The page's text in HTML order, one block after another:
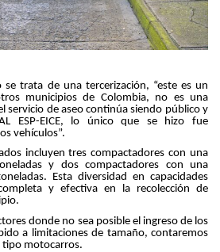
trata de una tercerización, “este es un
municipios de Colombia, no es una
servicio de aseo continúa siendo público y
ESP-EICE, lo único que se hizo fue
vehículos”.
incluyen tres compactadores con una
y dos compactadores con una
Esta diversidad en capacidades
y efectiva en la recolección de
donde no sea posible el ingreso de los
a limitaciones de tamaño, contaremos
tipo motocarros.